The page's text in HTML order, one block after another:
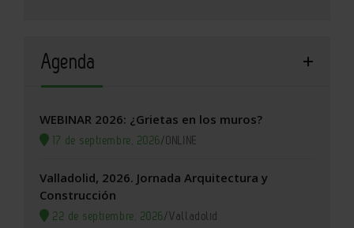
Agenda
WEBINAR 2026: ¿Grietas en los muros?
17 de septiembre, 2026/ONLINE
Valladolid, 2026. Jornada Arquitectura y
Construcción
22 de septiembre, 2026/Valladolid